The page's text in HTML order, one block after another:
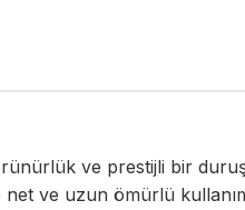
ve prestijli bir
ve uzun ömürlü